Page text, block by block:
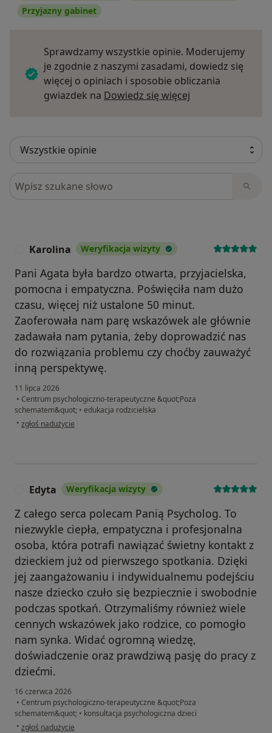
Przyjazny gabinet
Sprawdzamy wszystkie opinie. Moderujemy
je zgodnie z naszymi zasadami, dowiedz się
więcej o opiniach i sposobie obliczania
gwiazdek na Dowiedz się więcej
Szukaj w opiniach
Karolina Weryfikacja wizyty
Pani Agata była bardzo otwarta, przyjacielska,
pomocna i empatyczna. Poświęciła nam dużo
czasu, więcej niż ustalone 50 minut.
Zaoferowała nam parę wskazówek ale głównie
zadawała nam pytania, żeby doprowadzić nas
do rozwiązania problemu czy choćby zauważyć
inną perspektywę.
11 lipca 2026
• Centrum psychologiczno-terapeutyczne &quot;Poza
schematem&quot; • edukacja rodzicielska
• w opinii użytkownika Karolina
zgłoś nadużycie
Edyta Weryfikacja wizyty
Z całego serca polecam Panią Psycholog. To
niezwykle ciepła, empatyczna i profesjonalna
osoba, która potrafi nawiązać świetny kontakt z
dzieckiem już od pierwszego spotkania. Dzięki
jej zaangażowaniu i indywidualnemu podejściu
nasze dziecko czuło się bezpiecznie i swobodnie
podczas spotkań. Otrzymaliśmy również wiele
cennych wskazówek jako rodzice, co pomogło
nam synka. Widać ogromną wiedzę,
doświadczenie oraz prawdziwą pasję do pracy z
dziećmi.
16 czerwca 2026
• Centrum psychologiczno-terapeutyczne &quot;Poza
schematem&quot; • konsultacja psychologiczna dzieci
• w opinii użytkownika Edyta
zgłoś nadużycie